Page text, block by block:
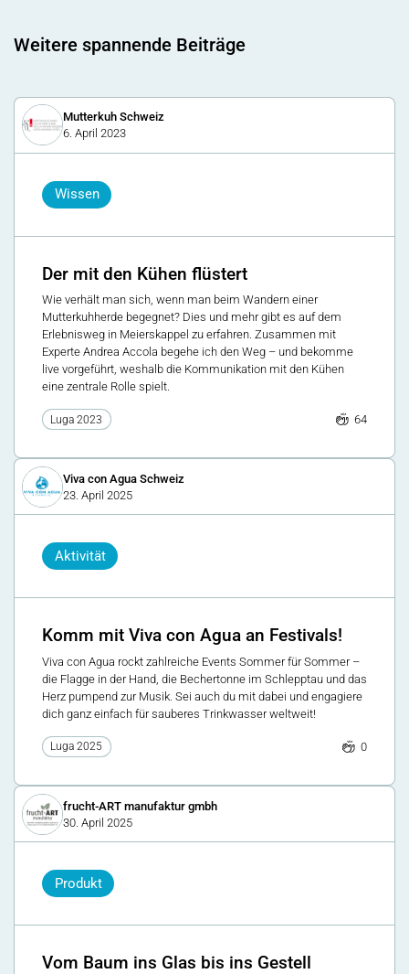
Weitere spannende Beiträge
Mutterkuh Schweiz
6. April 2023
Wissen
Der mit den Kühen flüstert
Wie verhält man sich, wenn man beim Wandern einer
Mutterkuhherde begegnet? Dies und mehr gibt es auf dem
Erlebnisweg in Meierskappel zu erfahren. Zusammen mit
Experte Andrea Accola begehe ich den Weg – und bekomme
live vorgeführt, weshalb die Kommunikation mit den Kühen
eine zentrale Rolle spielt.
Luga 2023 64
Viva con Agua Schweiz
23. April 2025
Aktivität
Komm mit Viva con Agua an Festivals!
Viva con Agua rockt zahlreiche Events Sommer für Sommer –
die Flagge in der Hand, die Bechertonne im Schlepptau und das
Herz pumpend zur Musik. Sei auch du mit dabei und engagiere
dich ganz einfach für sauberes Trinkwasser weltweit!
Luga 2025 0
frucht-ART manufaktur gmbh
30. April 2025
Produkt
Vom Baum ins Glas bis ins Gestell